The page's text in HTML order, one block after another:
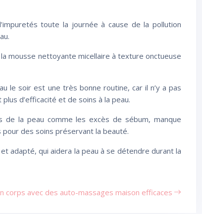
toute la journée à cause de la pollution
mousse nettoyante micellaire à texture onctueuse
le soir est une très bonne routine, car il n’y a pas
d’efficacité et de soins à la peau.
la peau comme les excès de sébum, manque
des soins préservant la beauté.
adapté, qui aidera la peau à se détendre durant la
corps avec des auto-massages maison efficaces